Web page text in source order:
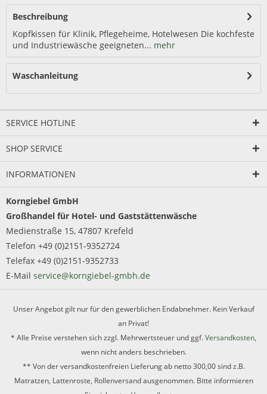
Beschreibung
Kopfkissen für Klinik, Pflegeheime, Hotelwesen Die kochfeste
und Industriewäsche geeigneten... mehr
Waschanleitung
SERVICE HOTLINE
SHOP SERVICE
INFORMATIONEN
Korngiebel GmbH
Großhandel für Hotel- und Gaststättenwäsche
Medienstraße 15, 47807 Krefeld
Telefon +49 (0)2151-9352724
Telefax +49 (0)2151-9352733
E-Mail service@korngiebel-gmbh.de
Unser Angebot gilt nur für den gewerblichen Endabnehmer. Kein Verkauf
an Privat!
* Alle Preise verstehen sich zzgl. Mehrwertsteuer und ggf.Versandkosten,
wenn nicht anders beschrieben.
** Von der versandkostenfreien Lieferung ab netto 300,00 sind z.B.
Matratzen, Lattenroste, Rollenversand ausgenommen. Bitte informieren